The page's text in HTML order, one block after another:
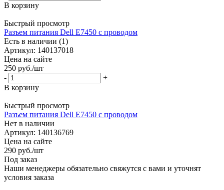
В корзину
Быстрый просмотр
Разъем питания Dell E7450 с проводом
Есть в наличии (1)
Артикул: 140137018
Цена на сайте
250 руб./шт
-
+
В корзину
Быстрый просмотр
Разъем питания Dell E7450 с проводом
Нет в наличии
Артикул: 140136769
Цена на сайте
290 руб./шт
Под заказ
Наши менеджеры обязательно свяжутся с вами и уточнят
условия заказа